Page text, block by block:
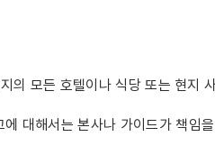
의 모든 호텔이나 식당 또는 현지
대해서는 본사나 가이드가 책임